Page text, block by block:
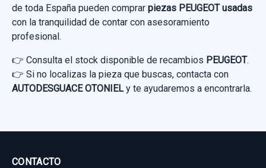
SOPORTE FILTRO ACEITE 9656969980
PEUGEOT BIPPER BÁSICO
Garantía 1 año
de toda España pueden comprar piezas PEUGEOT usadas
con la tranquilidad de contar con asesoramiento
profesional.
👉 Consulta el stock disponible de recambios PEUGEOT.
👉 Si no localizas la pieza que buscas, contacta con
AUTODESGUACE OTONIELy te ayudaremos a encontrarla.
CONTACTO